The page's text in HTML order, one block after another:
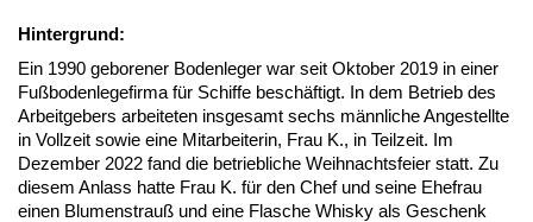
Hintergrund:
Ein 1990 geborener Bodenleger war seit Oktober 2019 in einer
Fußbodenlegefirma für Schiffe beschäftigt. In dem Betrieb des
Arbeitgebers arbeiteten insgesamt sechs männliche Angestellte
in Vollzeit sowie eine Mitarbeiterin, Frau K., in Teilzeit. Im
Dezember 2022 fand die betriebliche Weihnachtsfeier statt. Zu
diesem Anlass hatte Frau K. für den Chef und seine Ehefrau
einen Blumenstrauß und eine Flasche Whisky als Geschenk